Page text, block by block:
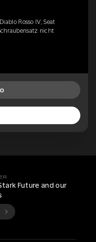
Rosso IV, Seat
nicht
Future and our